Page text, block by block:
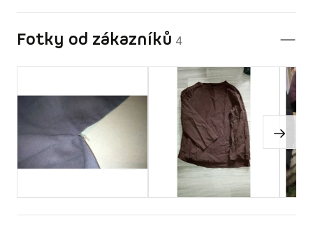
Fotky od zákazníků 4